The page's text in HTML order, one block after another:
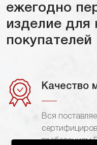
ежегодно
изделие для
покупателей
Качество
Вся
требованиям